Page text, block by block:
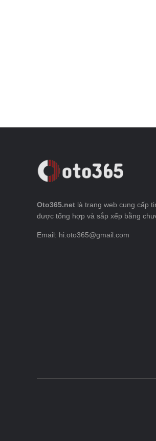
Oto365.net là trang web cung cấp
được tổng hợp và sắp xếp bằng
Email: hi.oto365@gmail.com